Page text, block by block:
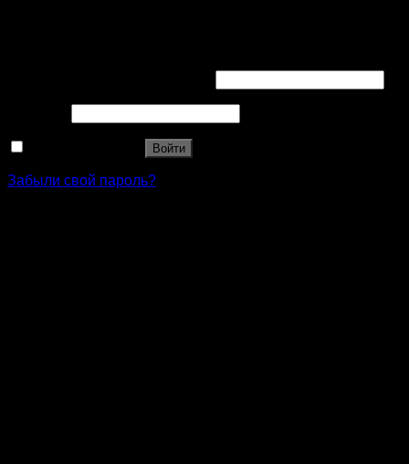
Войти
Забыли свой пароль?